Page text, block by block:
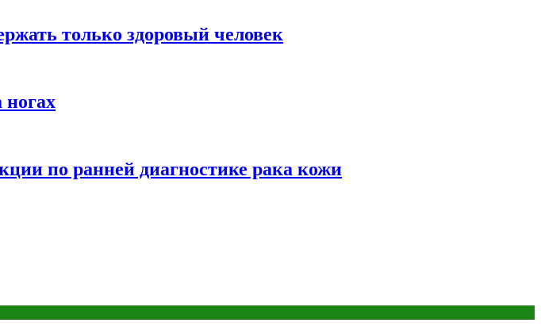
только здоровый человек
ногах
по ранней диагностике рака кожи